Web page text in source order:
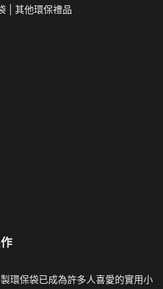
其他環保禮品
環保袋已成為許多人喜愛的實用小